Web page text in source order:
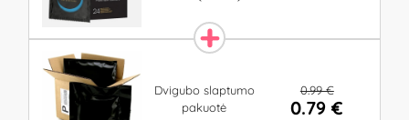
Dvigubo slaptumo
pakuotė
0.99 €
0.79 €